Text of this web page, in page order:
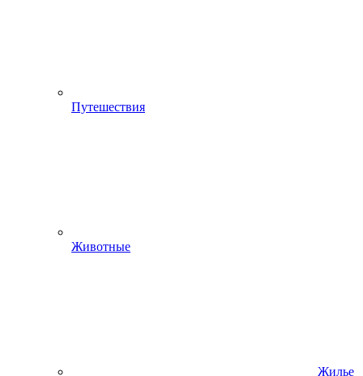
Путешествия
Животные
Жилье